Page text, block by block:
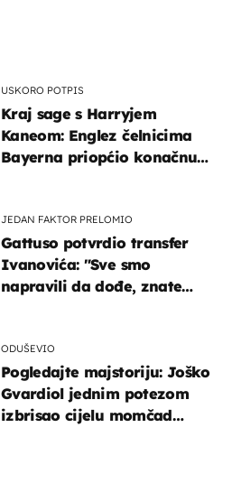
USKORO POTPIS
Kraj sage s Harryjem
Kaneom: Englez čelnicima
Bayerna priopćio konačnu
JEDAN FAKTOR PRELOMIO
Gattuso potvrdio transfer
Ivanovića: "Sve smo
napravili da dođe, znate
ODUŠEVIO
Pogledajte majstoriju: Joško
Gvardiol jednim potezom
izbrisao cijelu momčad